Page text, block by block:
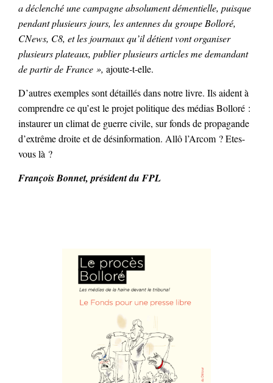
a déclenché une campagne absolument démentielle, puisque
pendant plusieurs jours, les antennes du groupe Bolloré,
CNews, C8, et les journaux qu’il détient vont organiser
plusieurs plateaux, publier plusieurs articles me demandant
de partir de France », ajoute-t-elle.
D’autres exemples sont détaillés dans notre livre. Ils aident à
comprendre ce qu’est le projet politique des médias Bolloré :
instaurer un climat de guerre civile, sur fonds de propagande
d’extrême droite et de désinformation. Allô l’Arcom ? Etes-
vous là ?
François Bonnet, président du FPL